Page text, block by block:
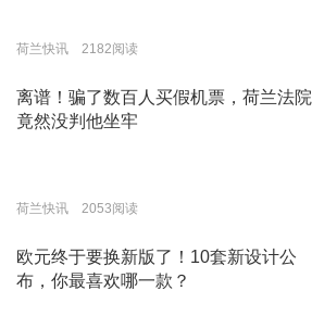
荷兰快讯 2182阅读
离谱！骗了数百人买假机票，荷兰法院
竟然没判他坐牢
荷兰快讯 2053阅读
欧元终于要换新版了！10套新设计公
布，你最喜欢哪一款？